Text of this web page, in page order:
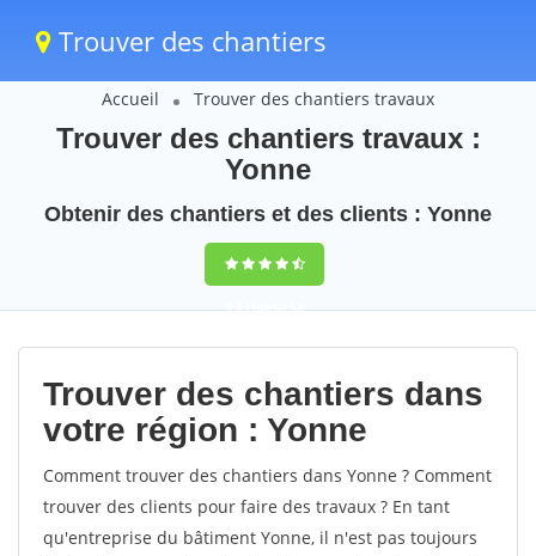
Trouver des chantiers
Accueil Trouver des chantiers travaux
Trouver des chantiers travaux :
Yonne
Obtenir des chantiers et des clients : Yonne
9,5(100%)58
votes
Trouver des chantiers dans
votre région : Yonne
Comment trouver des chantiers dans Yonne ? Comment
trouver des clients pour faire des travaux ? En tant
qu'entreprise du bâtiment Yonne, il n'est pas toujours